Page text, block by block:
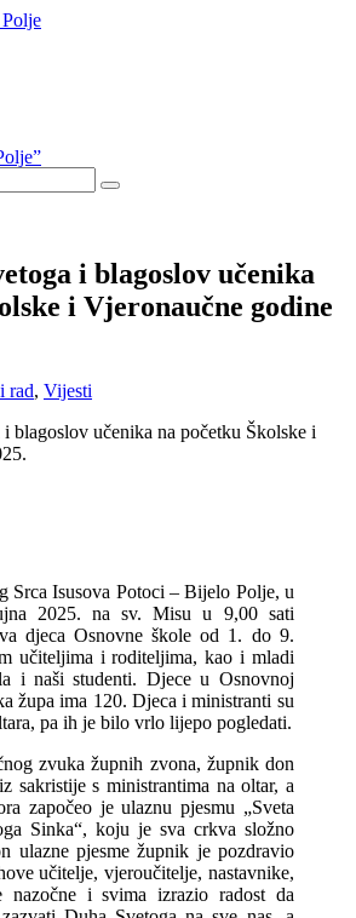
i blagoslov učenika
i Vjeronaučne godine
rad, Vijesti
Srca Isusova Potoci – Bijelo Polje, u
2025. na sv. Misu u 9,00 sati
djeca Osnovne škole od 1. do 9.
učiteljima i roditeljima, kao i mladi
i naši studenti. Djece u Osnovnoj
župa ima 120. Djeca i ministranti su
pa ih je bilo vrlo lijepo pogledati.
zvuka župnih zvona, župnik don
sakristije s ministrantima na oltar, a
započeo je ulaznu pjesmu „Sveta
Sinka“, koju je sva crkva složno
ulazne pjesme župnik je pozdravio
učitelje, vjeroučitelje, nastavnike,
nazočne i svima izrazio radost da